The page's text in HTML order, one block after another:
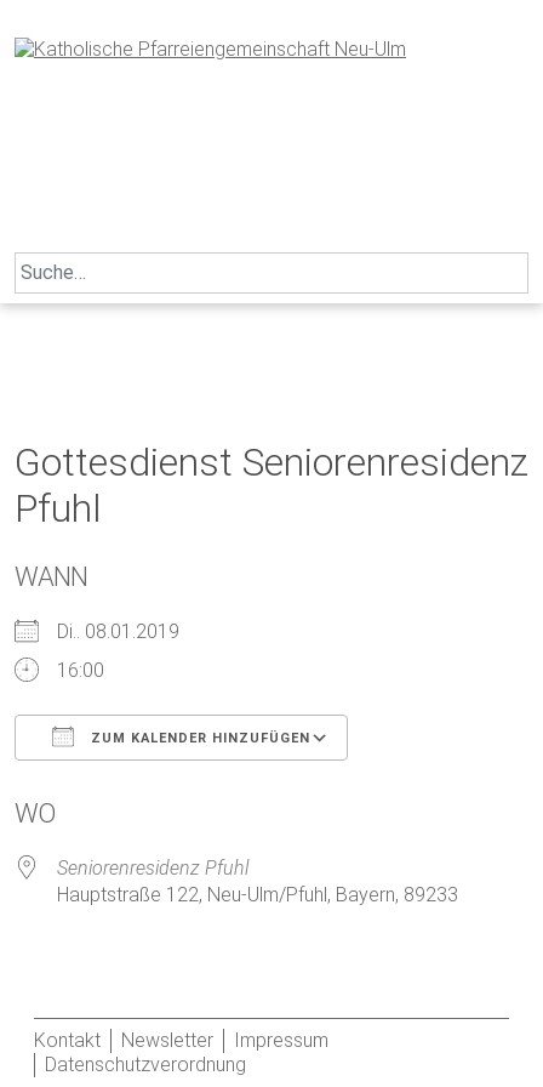
to
content
Search
for:
Gottesdienst Seniorenresidenz
Pfuhl
WANN
Di.. 08.01.2019
16:00
ZUM KALENDER HINZUFÜGEN
WO
Seniorenresidenz Pfuhl
Hauptstraße 122, Neu-Ulm/Pfuhl, Bayern, 89233
Kontakt Newsletter
Impressum
Datenschutzverordnung